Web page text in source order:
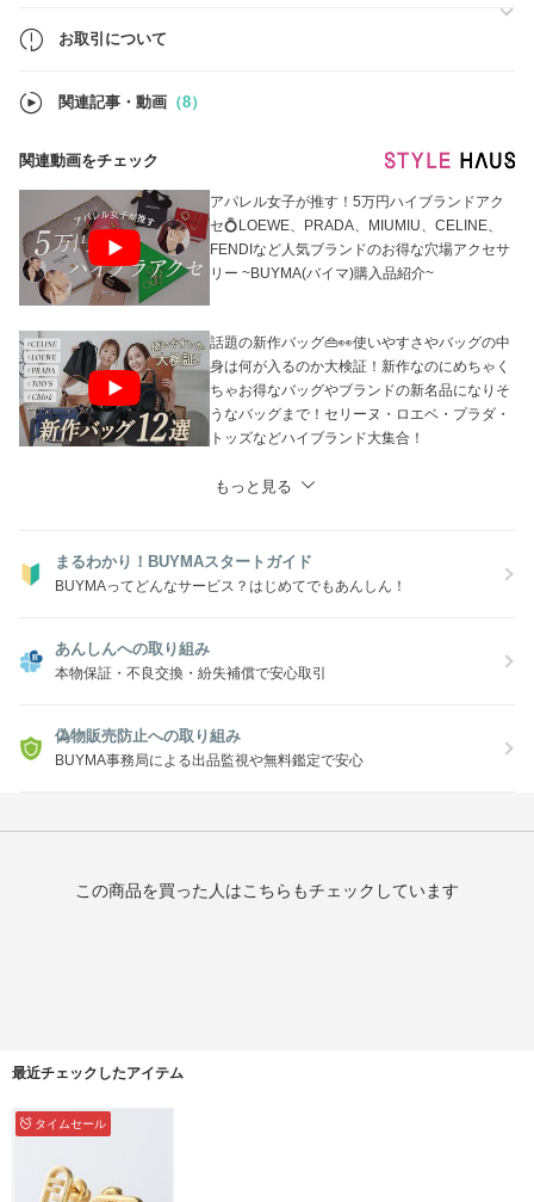
※尚、システム上、他サイトでも販売している為タイムラグによりご注
文後に欠品となる場合がございます事ご了承下さい。
許可公安委員会名 大阪府公安委員会
●営業時間について
お取引について
関連記事・動画 （8）
関連動画をチェック
アパレル女子が推す！5万円ハイブランドアク
セ💍LOEWE、PRADA、MIUMIU、CELINE、
FENDIなど人気ブランドのお得な穴場アクセサ
リー ~BUYMA(バイマ)購入品紹介~
話題の新作バッグ👜👀使いやすさやバッグの中
身は何が入るのか大検証！新作なのにめちゃく
ちゃお得なバッグやブランドの新名品になりそ
うなバッグまで！セリーヌ・ロエベ・プラダ・
トッズなどハイブランド大集合！
もっと見る
まるわかり！BUYMAスタートガイド
BUYMAってどんなサービス？はじめてでもあんしん！
あんしんへの取り組み
本物保証・不良交換・紛失補償で安心取引
偽物販売防止への取り組み
BUYMA事務局による出品監視や無料鑑定で安心
この商品を買った人はこちらもチェックしています
最近チェックしたアイテム
タイムセール